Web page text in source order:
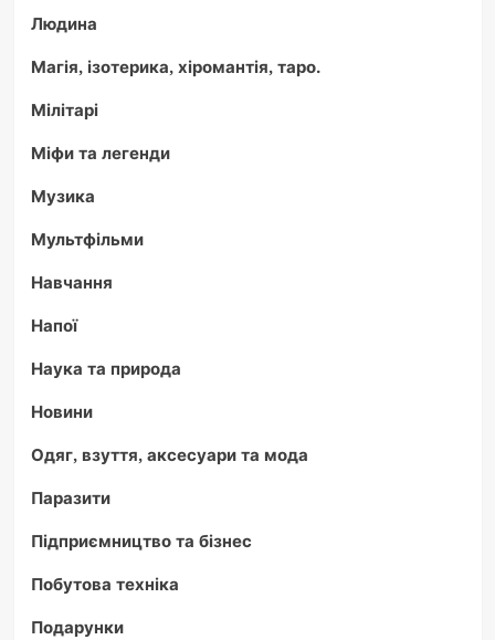
Людина
Магія, ізотерика, хіромантія, таро.
Мілітарі
Міфи та легенди
Музика
Мультфільми
Навчання
Напої
Наука та природа
Новини
Одяг, взуття, аксесуари та мода
Паразити
Підприємництво та бізнес
Побутова техніка
Подарунки